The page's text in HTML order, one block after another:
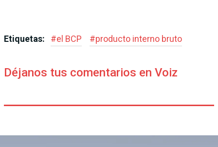
Etiquetas: #el BCP #producto interno bruto
Déjanos tus comentarios en Voiz